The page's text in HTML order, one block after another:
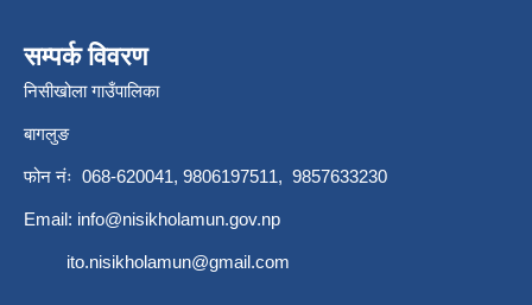
सम्पर्क विवरण
निसीखोला गाउँपालिका
बागलुङ
फोन नंः 068-620041, 9806197511, 9857633230
Email: info@nisikholamun.gov.np
ito.nisikholamun@gmail.com